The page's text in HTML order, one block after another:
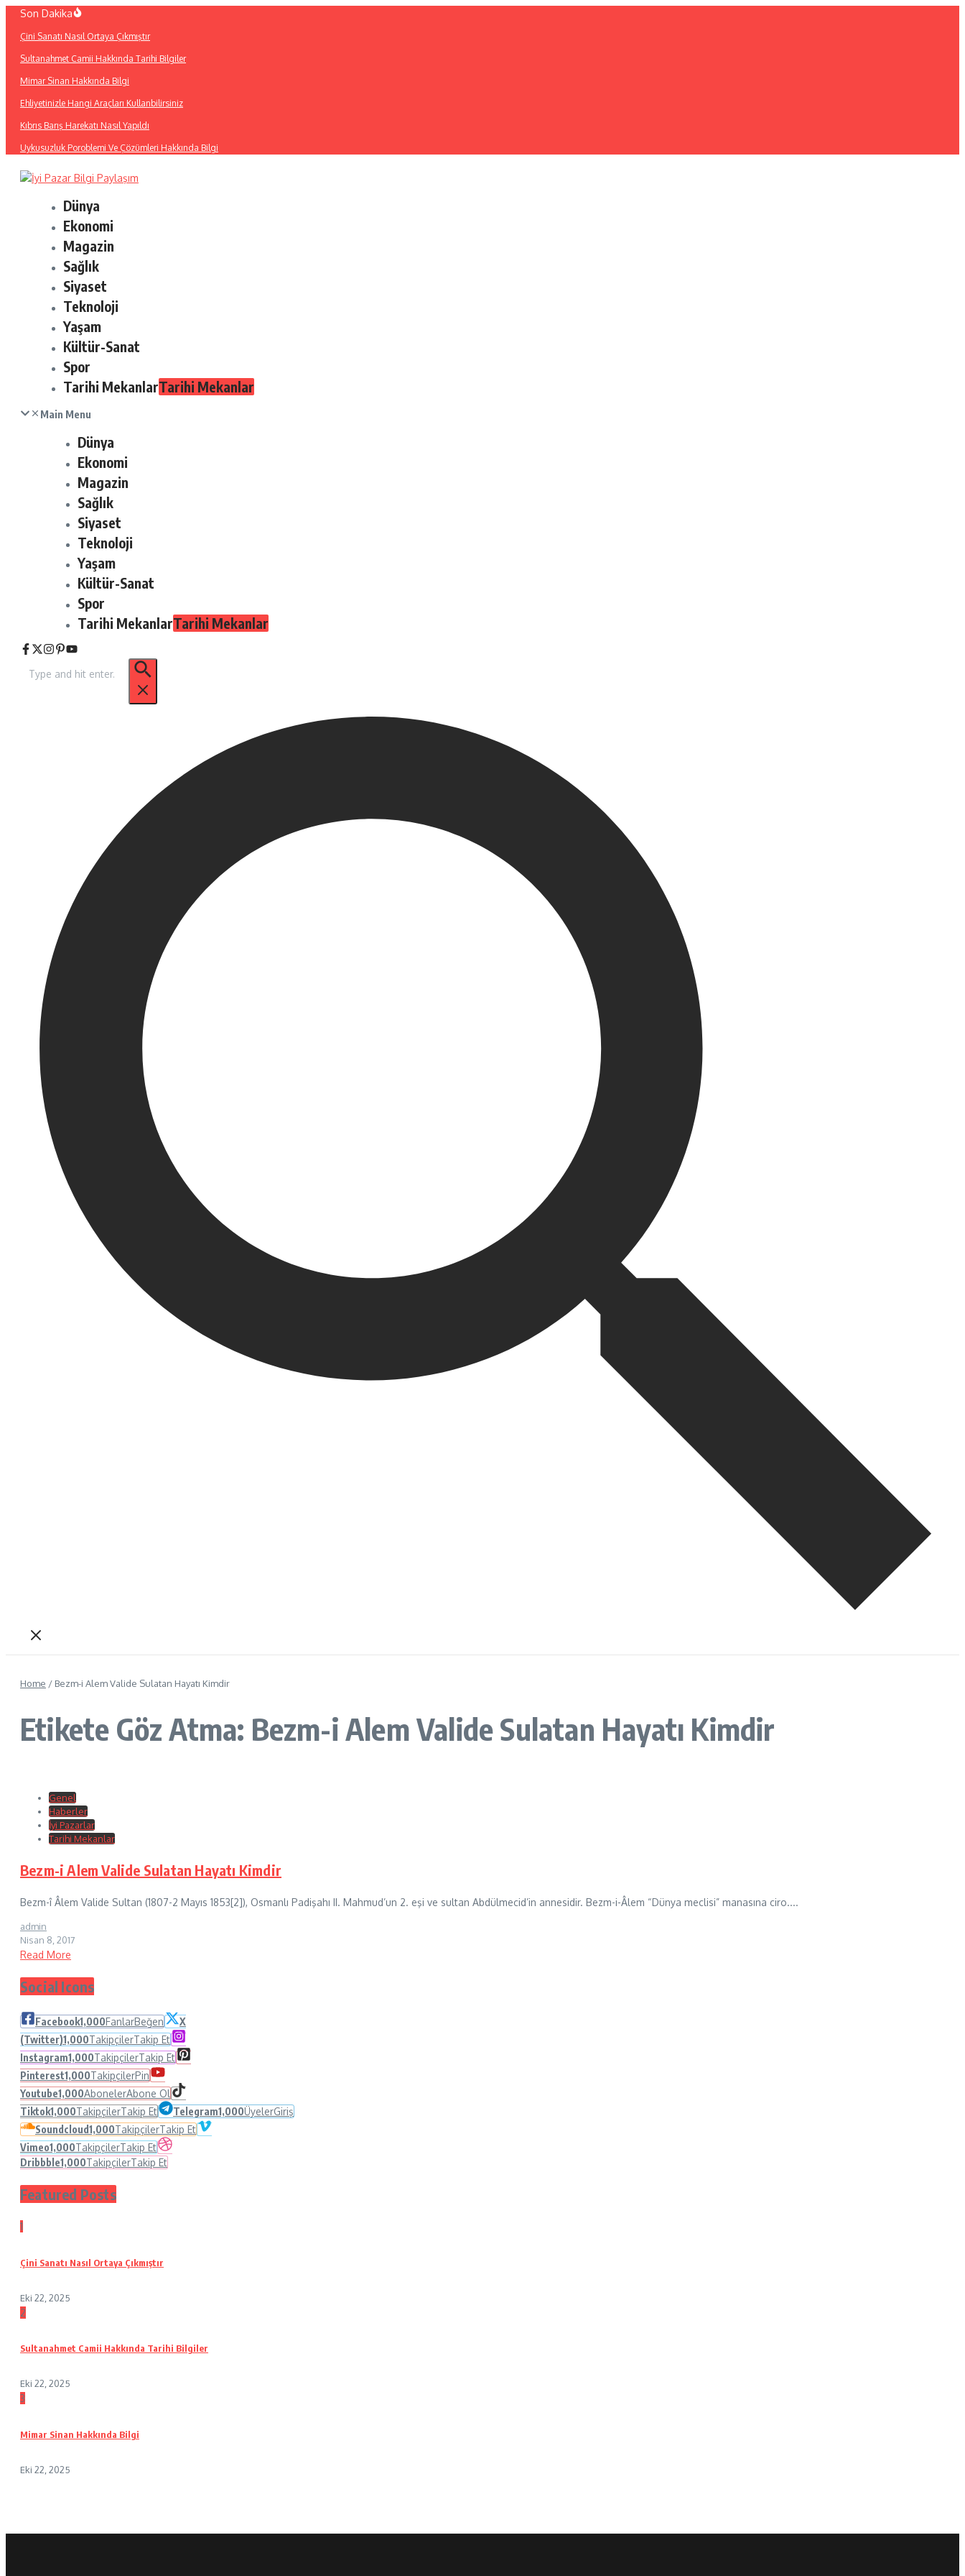
İçeriğe
Son Dakika
Çini Sanatı Nasıl Ortaya Çıkmıştır
Sultanahmet Camii Hakkında Tarihi Bilgiler
Mimar Sinan Hakkında Bilgi
Ehliyetinizle Hangi Araçları Kullanbilirsiniz
Kıbrıs Barış Harekatı Nasıl Yapıldı
Uykusuzluk Poroblemi Ve Çözümleri Hakkında Bilgi
Dünya
Ekonomi
Magazin
Sağlık
Siyaset
Teknoloji
Yaşam
Kültür-Sanat
Spor
Tarihi MekanlarTarihi Mekanlar
Main Menu
Dünya
Ekonomi
Magazin
Sağlık
Siyaset
Teknoloji
Yaşam
Kültür-Sanat
Spor
Tarihi MekanlarTarihi Mekanlar
Home / Bezm-i Alem Valide Sulatan Hayatı Kimdir
Etikete Göz Atma: Bezm-i Alem Valide Sulatan Hayatı Kimdir
Genel
Haberler
İyi Pazarlar
Tarihi Mekanlar
Bezm-i Alem Valide Sulatan Hayatı Kimdir
Bezm-î Âlem Valide Sultan (1807-2 Mayıs 1853[2]), Osmanlı Padişahı II. Mahmud’un 2. eşi ve sultan Abdülmecid’in annesidir. Bezm-i-Âlem “Dünya meclisi” manasına ciro....
admin
Nisan 8, 2017
Read More
Social Icons
Facebook1,000FanlarBeğen
X
(Twitter)1,000TakipçilerTakip Et
Instagram1,000TakipçilerTakip Et
Pinterest1,000TakipçilerPin
Youtube1,000AbonelerAbone Ol
Tiktok1,000TakipçilerTakip Et Telegram1,000ÜyelerGiriş
Soundcloud1,000TakipçilerTakip Et
Vimeo1,000TakipçilerTakip Et
Dribbble1,000TakipçilerTakip Et
Featured Posts
1
Çini Sanatı Nasıl Ortaya Çıkmıştır
Eki 22, 2025
2
Sultanahmet Camii Hakkında Tarihi Bilgiler
Eki 22, 2025
3
Mimar Sinan Hakkında Bilgi
Eki 22, 2025